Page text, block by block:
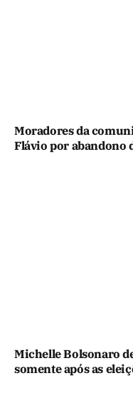
Moradores da
Flávio por abandono
Michelle Bolsonaro
somente após as